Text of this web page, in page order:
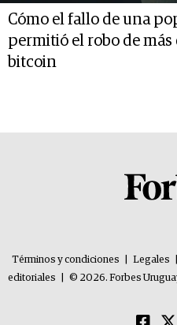
Cómo el fallo de una
permitió el robo de
bitcoin
Términos y condiciones Legales
editoriales
© 2026. Forbes